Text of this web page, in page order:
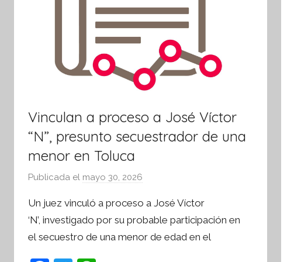
t
i
Vinculan a proceso a José Víctor
“N”, presunto secuestrador de una
menor en Toluca
Publicada el mayo 30, 2026
r
S
í
Un juez vinculó a proceso a José Víctor
‘N’, investigado por su probable participación en
el secuestro de una menor de edad en el